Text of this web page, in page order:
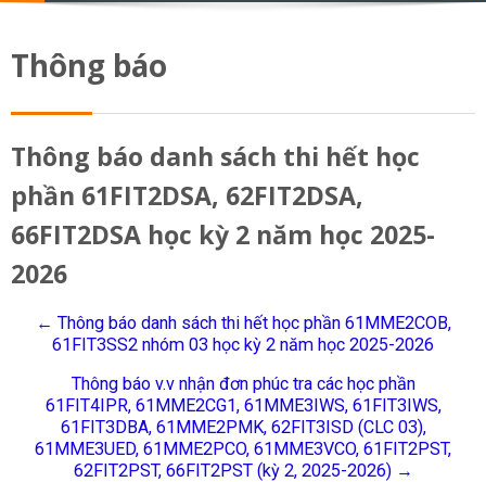
Giảng viên
Sinh viên
Research
kiếm
khoá
học
Thông báo
Thông báo danh sách thi hết học
phần 61FIT2DSA, 62FIT2DSA,
66FIT2DSA học kỳ 2 năm học 2025-
2026
← Thông báo danh sách thi hết học phần 61MME2COB,
61FIT3SS2 nhóm 03 học kỳ 2 năm học 2025-2026
Thông báo v.v nhận đơn phúc tra các học phần
61FIT4IPR, 61MME2CG1, 61MME3IWS, 61FIT3IWS,
61FIT3DBA, 61MME2PMK, 62FIT3ISD (CLC 03),
61MME3UED, 61MME2PCO, 61MME3VCO, 61FIT2PST,
62FIT2PST, 66FIT2PST (kỳ 2, 2025-2026) →